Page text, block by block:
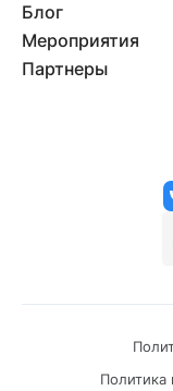
Блог
Мероприятия
Партнеры
Политика